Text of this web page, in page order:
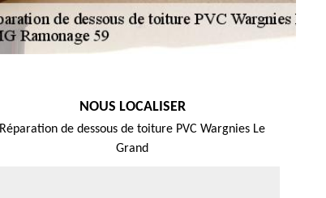
NOUS LOCALISER
Réparation de dessous de toiture PVC Wargnies Le
Grand